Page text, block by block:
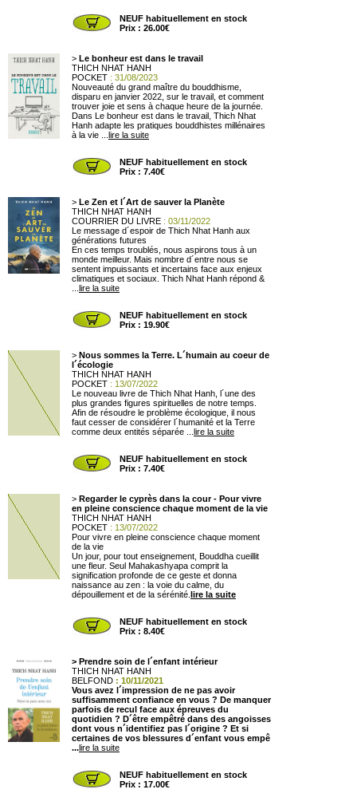
NEUF habituellement en stock
Prix : 26.00€
> Le bonheur est dans le travail
THICH NHAT HANH
POCKET : 31/08/2023
Nouveauté du grand maître du bouddhisme,
disparu en janvier 2022, sur le travail, et comment
trouver joie et sens à chaque heure de la journée.
Dans Le bonheur est dans le travail, Thich Nhat
Hanh adapte les pratiques bouddhistes millénaires
à la vie ... lire la suite
NEUF habituellement en stock
Prix : 7.40€
> Le Zen et l´Art de sauver la Planète
THICH NHAT HANH
COURRIER DU LIVRE : 03/11/2022
Le message d´espoir de Thich Nhat Hanh aux
générations futures
En ces temps troublés, nous aspirons tous à un
monde meilleur. Mais nombre d´entre nous se
sentent impuissants et incertains face aux enjeux
climatiques et sociaux. Thich Nhat Hanh répond &
lire la suite
NEUF habituellement en stock
Prix : 19.90€
> Nous sommes la Terre. L´humain au coeur de
l´écologie
THICH NHAT HANH
POCKET : 13/07/2022
Le nouveau livre de Thich Nhat Hanh, l´une des
plus grandes figures spirituelles de notre temps.
Afin de résoudre le problème écologique, il nous
faut cesser de considérer l´humanité et la Terre
comme deux entités séparée ... lire la suite
NEUF habituellement en stock
Prix : 7.40€
> Regarder le cyprès dans la cour - Pour vivre
en pleine conscience chaque moment de la vie
THICH NHAT HANH
POCKET : 13/07/2022
Pour vivre en pleine conscience chaque moment
de la vie
Un jour, pour tout enseignement, Bouddha cueillit
une fleur. Seul Mahakashyapa comprit la
signification profonde de ce geste et donna
naissance au zen : la voie du calme, du
dépouillement et de la sérénité. lire la suite
NEUF habituellement en stock
Prix : 8.40€
> Prendre soin de l´enfant intérieur
THICH NHAT HANH
BELFOND : 10/11/2021
Vous avez l´impression de ne pas avoir
suffisamment confiance en vous ? De manquer
parfois de recul face aux épreuves du
quotidien ? D´être empêtré dans des angoisses
dont vous n´identifiez pas l´origine ? Et si
certaines de vos blessures d´enfant vous empê
...lire la suite
NEUF habituellement en stock
Prix : 17.00€